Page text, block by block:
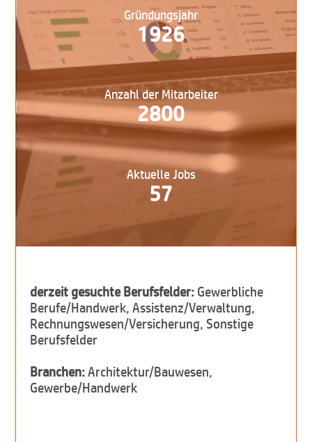
Gründungsjahr
1926
Anzahl der Mitarbeiter
2800
Aktuelle Jobs
57
derzeit gesuchte Berufsfelder: Gewerbliche
Berufe/Handwerk, Assistenz/Verwaltung,
Rechnungswesen/Versicherung, Sonstige
Berufsfelder
Branchen:Architektur/Bauwesen,
Gewerbe/Handwerk